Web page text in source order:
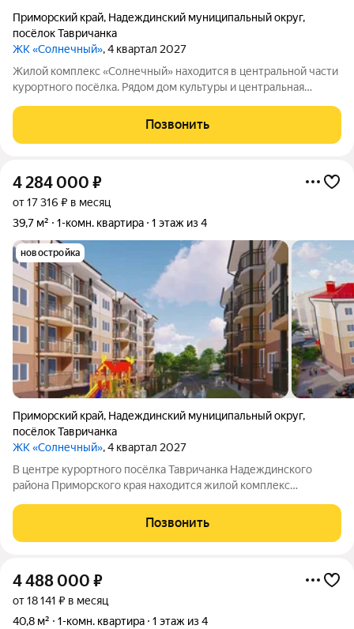
Приморский край, Надеждинский муниципальный округ,
посёлок Тавричанка
ЖК «Солнечный», 4 квартал 2027
Жилой комплекс «Солнечный» находится в центральной части
курортного посёлка. Рядом дом культуры и центральная
магазины, банк, детский сад, школа, поликлиника и остановка
общественного
Позвонить
4 284 000 ₽
от 17 316 ₽ в месяц
39,7 м²
1-комн. квартира 1 этаж из 4
новостройка
Приморский край, Надеждинский муниципальный округ,
посёлок Тавричанка
ЖК «Солнечный», 4 квартал 2027
В центре курортного посёлка Тавричанка Надеждинского
района Приморского края находится жилой комплекс
дом культуры. Рядом есть всё необходимое для жизни: можно
без труда добраться до
Позвонить
4 488 000 ₽
от 18 141 ₽ в месяц
40,8 м²
1-комн. квартира 1 этаж из 4